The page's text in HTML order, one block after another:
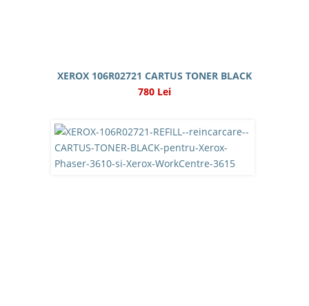
XEROX 106R02721 CARTUS TONER BLACK
780 Lei